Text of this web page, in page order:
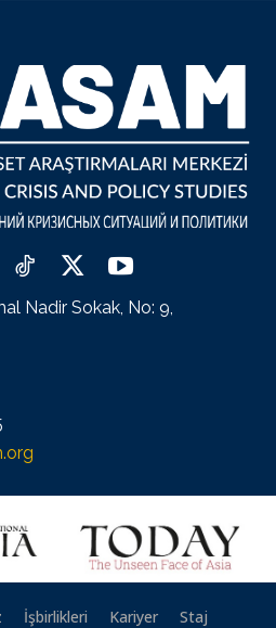
Nadir Sokak, No: 9,
İşbirlikleri Kariyer
Staj